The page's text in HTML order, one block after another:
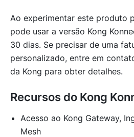
Ao experimentar este produto
pode usar a versão Kong
30 dias. Se precisar de uma
personalizado, entre em
da Kong para obter detalhes.
Recursos do Kong
Acesso ao Kong Gateway,
Mesh